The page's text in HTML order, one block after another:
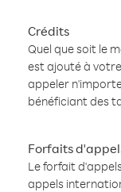
Crédits
Quel que soit le
est ajouté à
appeler
bénéficiant des
Forfaits
Le forfait
appels